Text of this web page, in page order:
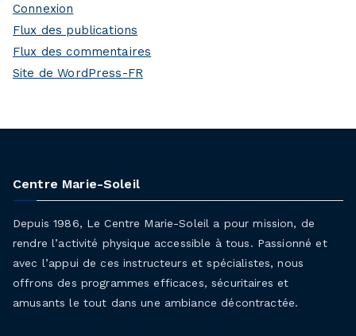
Connexion
Flux des publications
Flux des commentaires
Site de WordPress-FR
Centre Marie-Soleil
Depuis 1986, Le Centre Marie-Soleil a pour mission, de
rendre l’activité physique accessible à tous. Passionné et
avec l’appui de ces instructeurs et spécialistes, nous
offrons des programmes efficaces, sécuritaires et
amusants le tout dans une ambiance décontractée.